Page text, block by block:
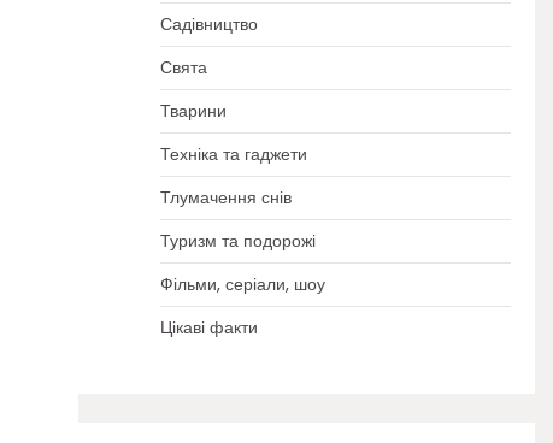
Садівництво
Свята
Тварини
Техніка та гаджети
Тлумачення снів
Туризм та подорожі
Фільми, серіали, шоу
Цікаві факти